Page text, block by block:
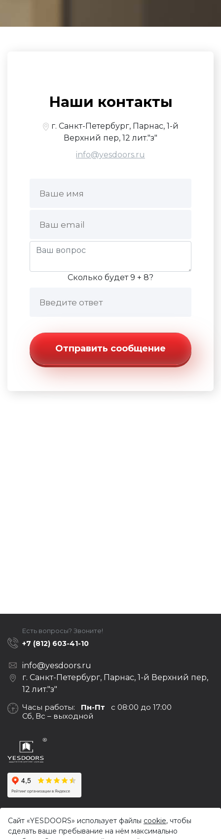
Наши контакты
г. Санкт-Петербург, Парнас, 1-й
Верхний пер, 12 лит."з"
info@yesdoors.ru
Сколько будет 9 + 8?
Отправить сообщение
© 2017-2026,Yesdoors — оптовая продажа дверей и
фурнитуры
Есть вопросы? Звоните!
+7 (812) 603-41-10
info@yesdoors.ru
г. Санкт-Петербург, Парнас, 1-й Верхний пер,
12 лит."з"
Часы работы: Пн-Пт с 08:00 до 17:00
Сб, Вс – выходной
Сайт «YESDOORS» использует файлы cookie, чтобы
сделать ваше пребывание на нём максимально